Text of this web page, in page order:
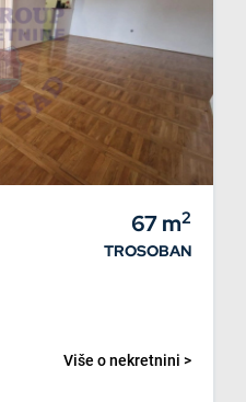
67m2
TROSOBAN
Više o nekretnini >